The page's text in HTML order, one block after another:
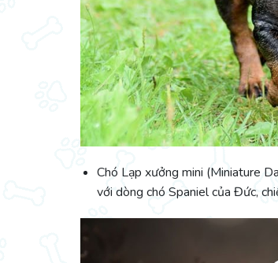
Chó Lạp xưởng mini (Miniature
với dòng chó Spaniel của Đức,